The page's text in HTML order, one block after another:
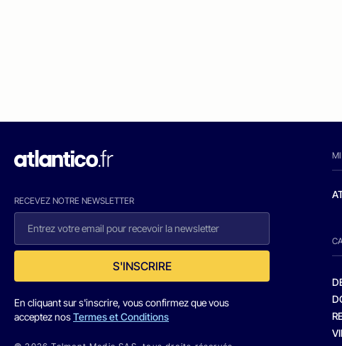
RECEVEZ NOTRE NEWSLETTER
S'INSCRIRE
En cliquant sur s'inscrire, vous confirmez que vous
acceptez nosTermes et Conditions